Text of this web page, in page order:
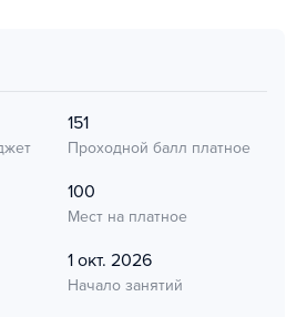
151
Проходной балл платное
100
Мест на платное
1 окт. 2026
Начало занятий